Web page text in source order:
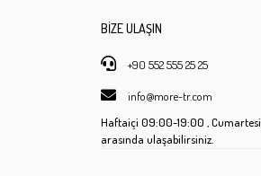
BİZE ULAŞIN
+90 552 555 25 25
info@more-tr.com
Haftaiçi 09:00-19:00 , Cumartesi
arasında ulaşabilirsiniz.